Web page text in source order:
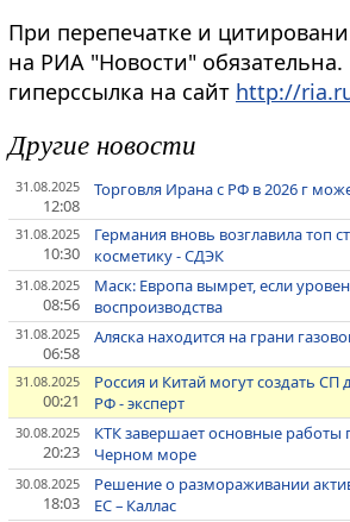
При перепечатке и
на РИА "Новости"
гиперссылка на сайт http://
Другие новости
31.08.2025
12:08
Торговля Ирана с РФ в 2026 г
31.08.2025
10:30
Германия вновь возглавила топ
косметику - СДЭК
31.08.2025
08:56
Маск: Европа вымрет, если
воспроизводства
31.08.2025
06:58
Аляска находится на грани
31.08.2025
00:21
Россия и Китай могут создать
РФ - эксперт
30.08.2025
20:23
КТК завершает основные работы
Черном море
30.08.2025
18:03
Решение о размораживании
ЕС – Каллас